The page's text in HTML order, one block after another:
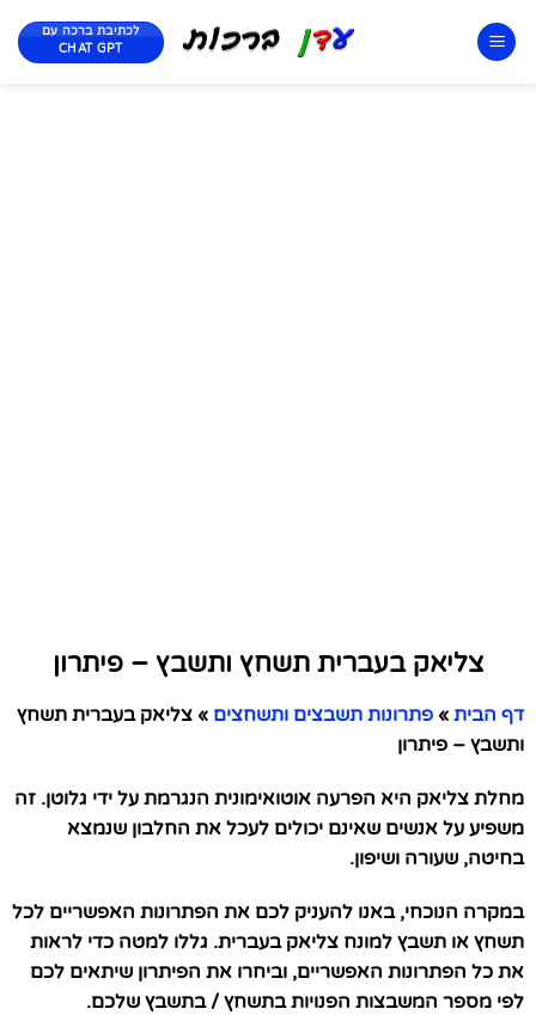
לכתיבת ברכה עם
CHAT GPT
צליאק בעברית תשחץ ותשבץ – פיתרון
דף הבית » פתרונות תשבצים ותשחצים » צליאק בעברית תשחץ
ותשבץ – פיתרון
מחלת צליאק היא הפרעה אוטואימונית הנגרמת על ידי גלוטן. זה
משפיע על אנשים שאינם יכולים לעכל את החלבון שנמצא
בחיטה, שעורה ושיפון.
במקרה הנוכחי, באנו להעניק לכם את הפתרונות האפשריים לכל
תשחץ או תשבץ למונח צליאק בעברית. גללו למטה כדי לראות
את כל הפתרונות האפשריים, וביחרו את הפיתרון שיתאים לכם
לפי מספר המשבצות הפנויות בתשחץ / בתשבץ שלכם.